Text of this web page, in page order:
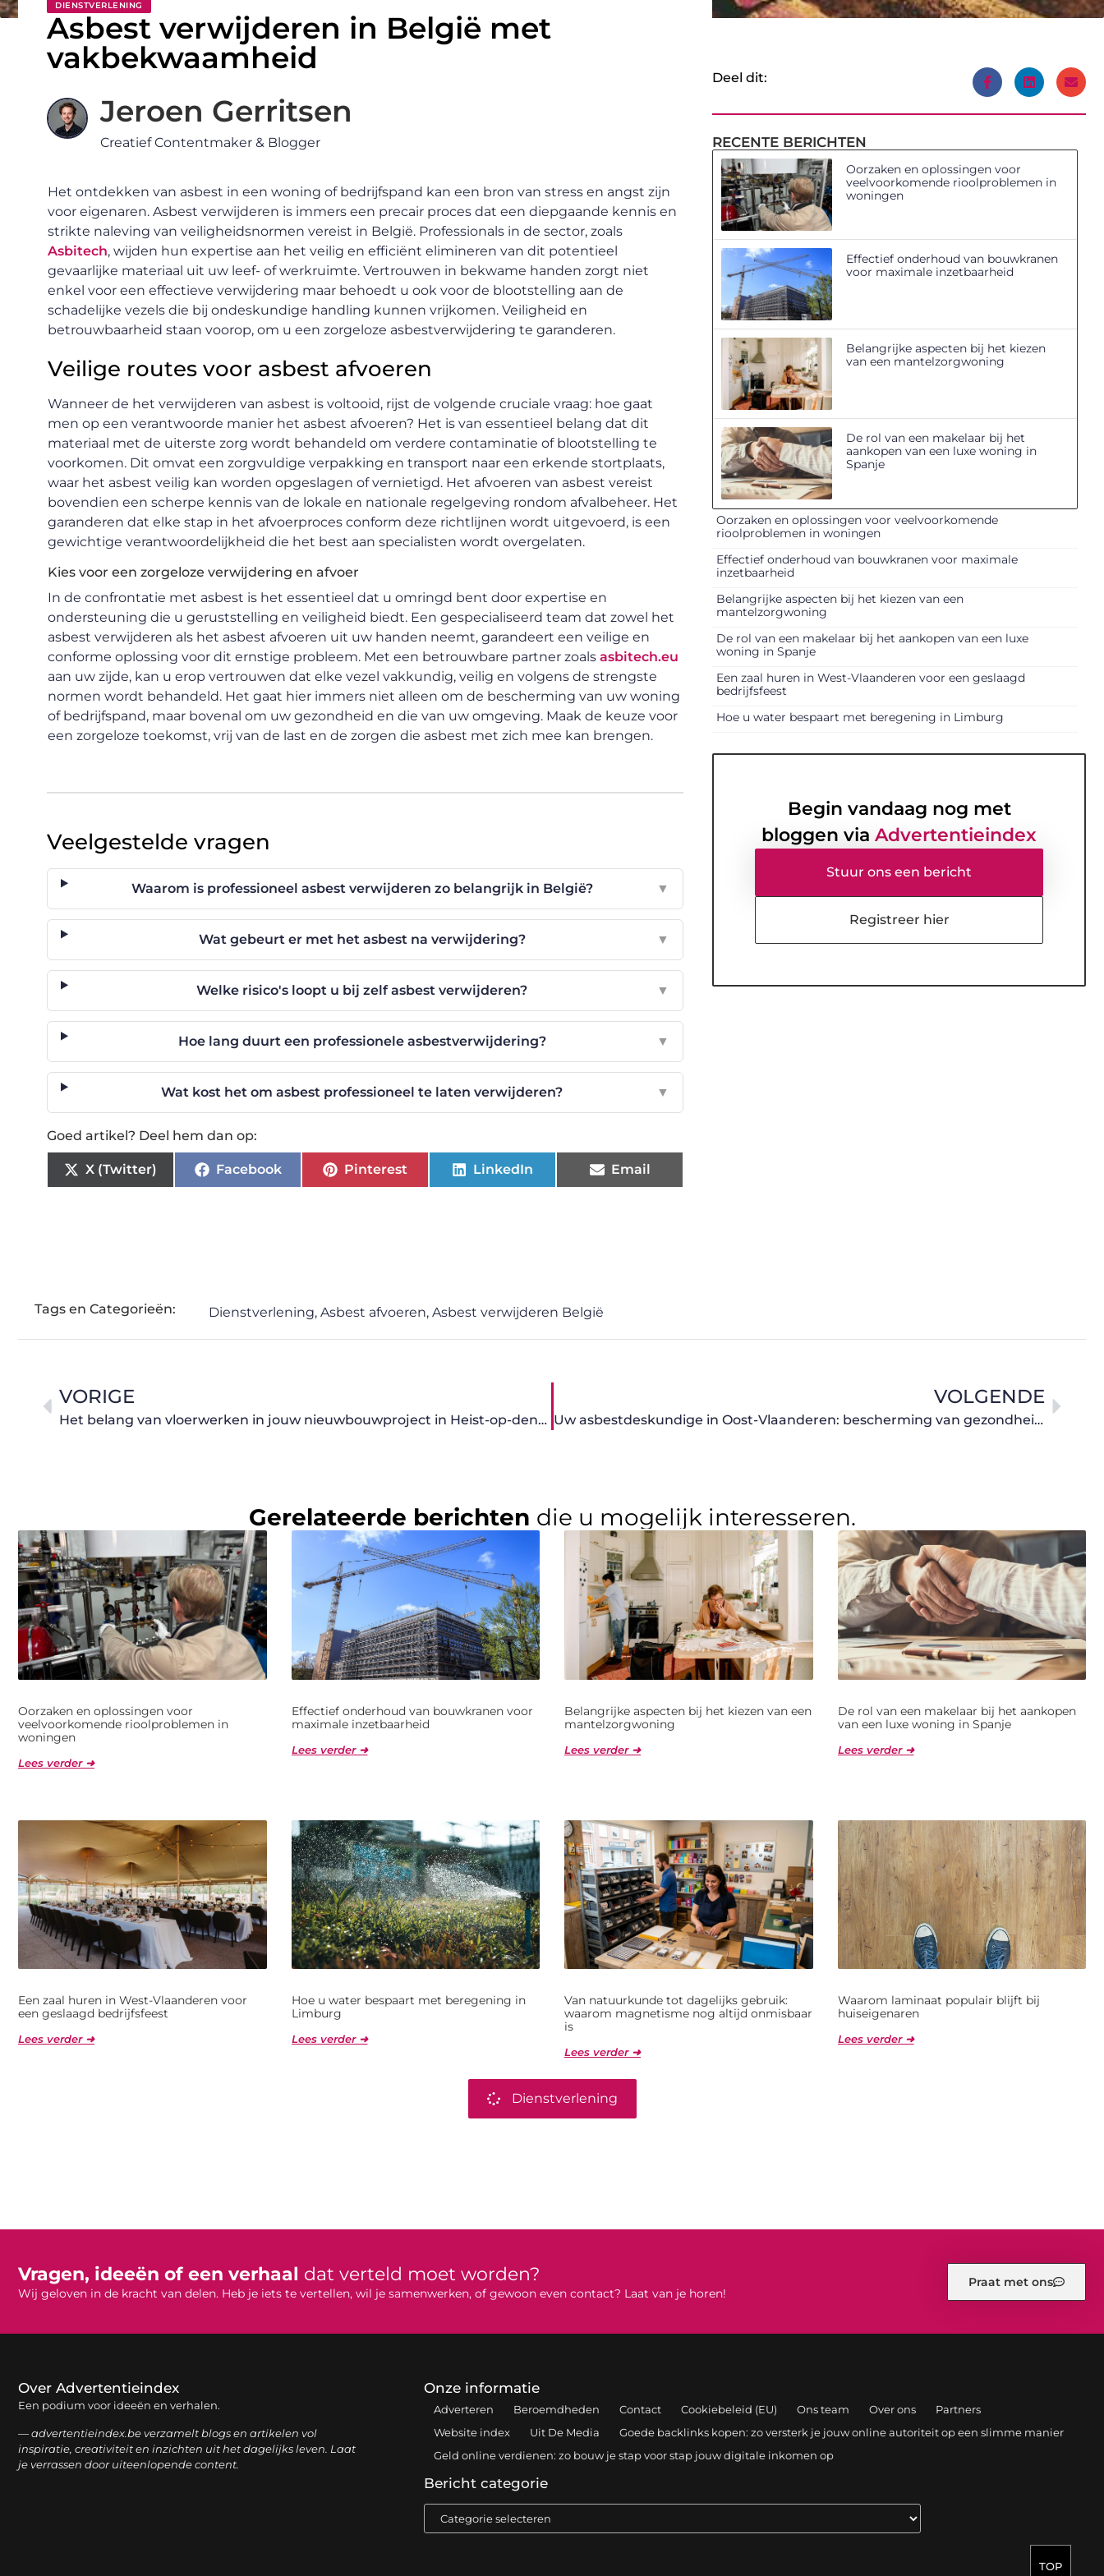
TOP
DIENSTVERLENING
Asbest verwijderen in België met
vakbekwaamheid
Jeroen Gerritsen
Creatief Contentmaker & Blogger
Het ontdekken van asbest in een woning of bedrijfspand kan een bron van stress en angst zijn
voor eigenaren. Asbest verwijderen is immers een precair proces dat een diepgaande kennis en
strikte naleving van veiligheidsnormen vereist in België. Professionals in de sector, zoals
Asbitech, wijden hun expertise aan het veilig en efficiënt elimineren van dit potentieel
gevaarlijke materiaal uit uw leef- of werkruimte. Vertrouwen in bekwame handen zorgt niet
enkel voor een effectieve verwijdering maar behoedt u ook voor de blootstelling aan de
schadelijke vezels die bij ondeskundige handling kunnen vrijkomen. Veiligheid en
betrouwbaarheid staan voorop, om u een zorgeloze asbestverwijdering te garanderen.
Veilige routes voor asbest afvoeren
Wanneer de het verwijderen van asbest is voltooid, rijst de volgende cruciale vraag: hoe gaat
men op een verantwoorde manier het asbest afvoeren? Het is van essentieel belang dat dit
materiaal met de uiterste zorg wordt behandeld om verdere contaminatie of blootstelling te
voorkomen. Dit omvat een zorgvuldige verpakking en transport naar een erkende stortplaats,
waar het asbest veilig kan worden opgeslagen of vernietigd. Het afvoeren van asbest vereist
bovendien een scherpe kennis van de lokale en nationale regelgeving rondom afvalbeheer. Het
garanderen dat elke stap in het afvoerproces conform deze richtlijnen wordt uitgevoerd, is een
gewichtige verantwoordelijkheid die het best aan specialisten wordt overgelaten.
Kies voor een zorgeloze verwijdering en afvoer
In de confrontatie met asbest is het essentieel dat u omringd bent door expertise en
ondersteuning die u geruststelling en veiligheid biedt. Een gespecialiseerd team dat zowel het
asbest verwijderen als het asbest afvoeren uit uw handen neemt, garandeert een veilige en
conforme oplossing voor dit ernstige probleem. Met een betrouwbare partner zoals asbitech.eu
aan uw zijde, kan u erop vertrouwen dat elke vezel vakkundig, veilig en volgens de strengste
normen wordt behandeld. Het gaat hier immers niet alleen om de bescherming van uw woning
of bedrijfspand, maar bovenal om uw gezondheid en die van uw omgeving. Maak de keuze voor
een zorgeloze toekomst, vrij van de last en de zorgen die asbest met zich mee kan brengen.
Veelgestelde vragen
Waarom is professioneel asbest verwijderen zo belangrijk in België? ▼
Wat gebeurt er met het asbest na verwijdering? ▼
Welke risico's loopt u bij zelf asbest verwijderen? ▼
Hoe lang duurt een professionele asbestverwijdering? ▼
Wat kost het om asbest professioneel te laten verwijderen? ▼
Goed artikel? Deel hem dan op:
X (Twitter) Facebook Pinterest LinkedIn Email
Deel dit:
RECENTE BERICHTEN
Oorzaken en oplossingen voor
veelvoorkomende rioolproblemen in
woningen
Effectief onderhoud van bouwkranen
voor maximale inzetbaarheid
Belangrijke aspecten bij het kiezen
van een mantelzorgwoning
De rol van een makelaar bij het
aankopen van een luxe woning in
Spanje
Oorzaken en oplossingen voor veelvoorkomende
rioolproblemen in woningen
Effectief onderhoud van bouwkranen voor maximale
inzetbaarheid
Belangrijke aspecten bij het kiezen van een
mantelzorgwoning
De rol van een makelaar bij het aankopen van een luxe
woning in Spanje
Een zaal huren in West-Vlaanderen voor een geslaagd
bedrijfsfeest
Hoe u water bespaart met beregening in Limburg
Begin vandaag nog met
bloggen via Advertentieindex
Stuur ons een bericht
Registreer hier
Tags en Categorieën: Dienstverlening, Asbest afvoeren, Asbest verwijderen België
VORIGE
Het belang van vloerwerken in jouw nieuwbouwproject in Heist-op-den-Berg
VOLGENDE
Uw asbestdeskundige in Oost-Vlaanderen: bescherming van gezondheid en milieu
Gerelateerde berichten die u mogelijk interesseren.
Oorzaken en oplossingen voor
veelvoorkomende rioolproblemen in
woningen
Lees verder ➜
Effectief onderhoud van bouwkranen voor
maximale inzetbaarheid
Lees verder ➜
Belangrijke aspecten bij het kiezen van een
mantelzorgwoning
Lees verder ➜
De rol van een makelaar bij het aankopen
van een luxe woning in Spanje
Lees verder ➜
Een zaal huren in West-Vlaanderen voor
een geslaagd bedrijfsfeest
Lees verder ➜
Hoe u water bespaart met beregening in
Limburg
Lees verder ➜
Van natuurkunde tot dagelijks gebruik:
waarom magnetisme nog altijd onmisbaar
is
Lees verder ➜
Waarom laminaat populair blijft bij
huiseigenaren
Lees verder ➜
Dienstverlening
Vragen, ideeën of een verhaal dat verteld moet worden?
Wij geloven in de kracht van delen. Heb je iets te vertellen, wil je samenwerken, of gewoon even contact? Laat van je horen!
Praat met ons
Over Advertentieindex
Een podium voor ideeën en verhalen.
— advertentieindex.be verzamelt blogs en artikelen vol
inspiratie, creativiteit en inzichten uit het dagelijks leven. Laat
je verrassen door uiteenlopende content.
Onze informatie
Adverteren Beroemdheden Contact Cookiebeleid (EU) Ons team Over ons
Partners
Website index
Uit De Media
Goede backlinks kopen: zo versterk je jouw online autoriteit op een slimme manier
Geld online verdienen: zo bouw je stap voor stap jouw digitale inkomen op
Bericht categorie